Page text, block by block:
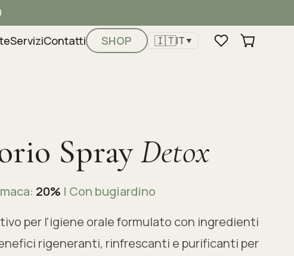
ServiziContatti SHOP 🇮🇹IT ▼
SprayDetox
20% | Con bugiardino
per l'igiene orale formulato con ingredienti
rigeneranti, rinfrescanti e purificanti per